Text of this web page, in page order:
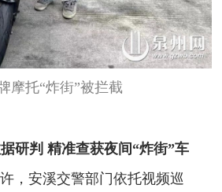
摩托“炸街”被拦截
研判 精准查获夜间“炸街”车
，安溪交警部门依托视频巡